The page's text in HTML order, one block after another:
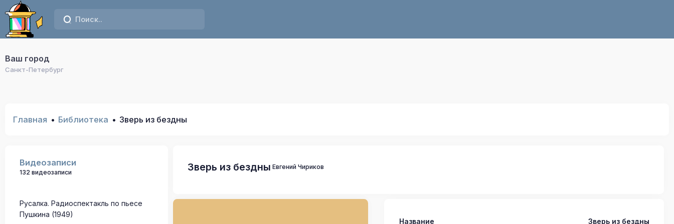
Ваш город
Санкт-Петербург
Главная Библиотека Зверь из бездны
Видеозаписи
132 видеозаписи
Русалка. Радиоспектакль по пьесе
Пушкина (1949)
Зверь из бездны Евгений Чириков
Название Зверь из бездны